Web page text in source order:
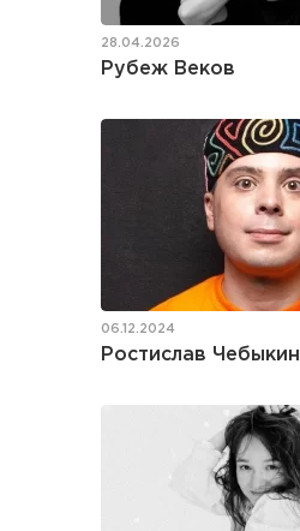
28.04.2026
Рубеж Веков
06.12.2024
Ростислав Чебыкин